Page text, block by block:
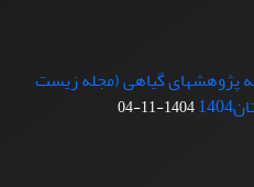
پژوهشهای گیاهی (مجله زیست
1404-11-04